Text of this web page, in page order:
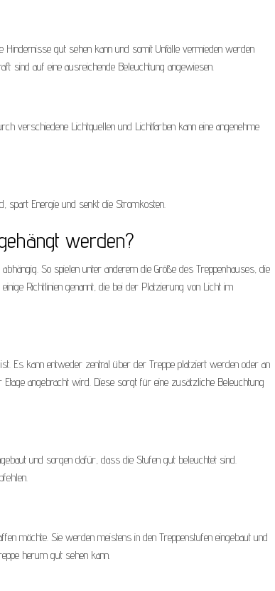
gut sehen kann und somit Unfälle vermieden werden
sind auf eine ausreichende Beleuchtung angewiesen.
verschiedene Lichtquellen und Lichtfarben kann eine angenehme
spart Energie und senkt die Stromkosten.
werden?
So spielen unter anderem die Größe des Treppenhauses, die
Richtlinien genannt, die bei der Platzierung von Licht im
Es kann entweder zentral über der Treppe platziert werden oder an
angebracht wird. Diese sorgt für eine zusätzliche Beleuchtung
und sorgen dafür, dass die Stufen gut beleuchtet sind.
möchte. Sie werden meistens in den Treppenstufen eingebaut und
herum gut sehen kann.